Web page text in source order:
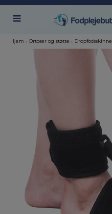
Hjem › Ortoser og støtte › Dropfodsskinne